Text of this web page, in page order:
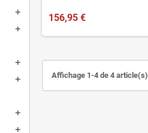
156,95 €
Affichage 1-4 de 4 article(s)